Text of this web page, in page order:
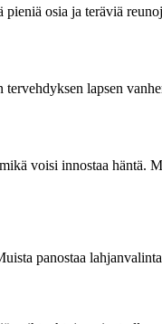
osia ja teräviä
lapsen
voisi innostaa häntä.
panostaa